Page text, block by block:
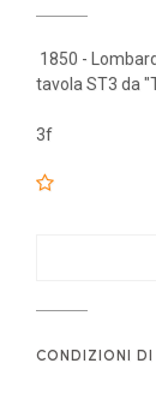
1850 -
tavola ST3 da
3f
CONDIZIONI DI